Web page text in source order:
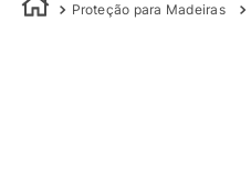
Proteção para Madeiras